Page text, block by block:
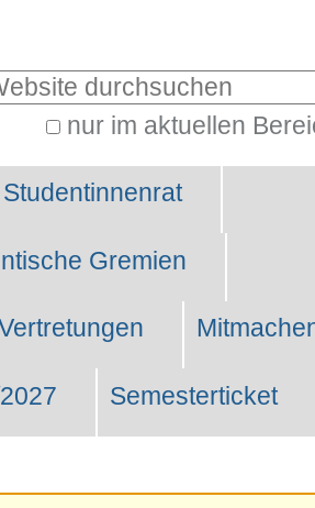
nur im aktuellen
Studentinnenrat
Gremien
Semesterticket